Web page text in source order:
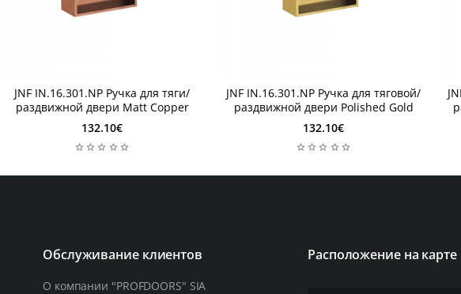
1 неделя
1 неделя
JNF IN.16.301.NP Ручка для тяги/
раздвижной двери Matt Copper
132.10€
1 неделя
1 неделя
JNF IN.16.301.NP Ручка для тяговой/
раздвижной двери Polished Gold
132.10€
Обслуживание клиентов
О компании "PROFDOORS" SIA
Расположение на карте